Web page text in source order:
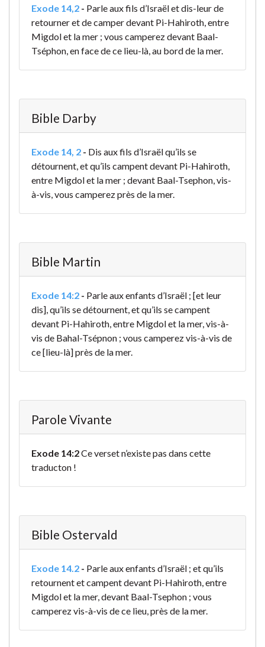
Exode 14,2 - Parle aux fils d’Israël et dis-leur de
retourner et de camper devant Pi-Hahiroth, entre
Migdol et la mer ; vous camperez devant Baal-
Tséphon, en face de ce lieu-là, au bord de la mer.
Bible Darby
Exode 14, 2 - Dis aux fils d’Israël qu’ils se
détournent, et qu’ils campent devant Pi-Hahiroth,
entre Migdol et la mer ; devant Baal-Tsephon, vis-
à-vis, vous camperez près de la mer.
Bible Martin
Exode 14:2 - Parle aux enfants d’Israël ; [et leur
dis], qu’ils se détournent, et qu’ils se campent
devant Pi-Hahiroth, entre Migdol et la mer, vis-à-
vis de Bahal-Tsépnon ; vous camperez vis-à-vis de
ce [lieu-là] près de la mer.
Parole Vivante
Exode 14:2Ce verset n’existe pas dans cette
traducton !
Bible Ostervald
Exode 14.2 - Parle aux enfants d’Israël ; et qu’ils
retournent et campent devant Pi-Hahiroth, entre
Migdol et la mer, devant Baal-Tsephon ; vous
camperez vis-à-vis de ce lieu, près de la mer.